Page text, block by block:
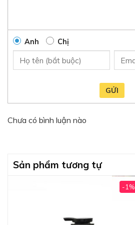
Anh Chị
GỬI
Chưa có bình luận nào
Sản phẩm tương tự
-1%